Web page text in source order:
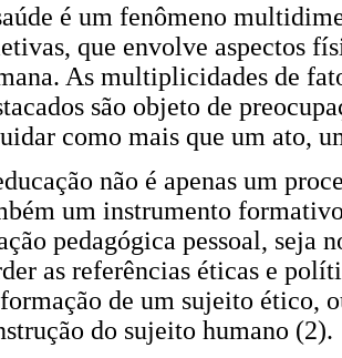
é um fenômeno
que envolve aspectos
As multiplicidades de
são objeto de
como mais que um ato,
não é apenas um
um instrumento
pedagógica pessoal, seja
as referências éticas e
de um sujeito ético,
do sujeito humano (2).